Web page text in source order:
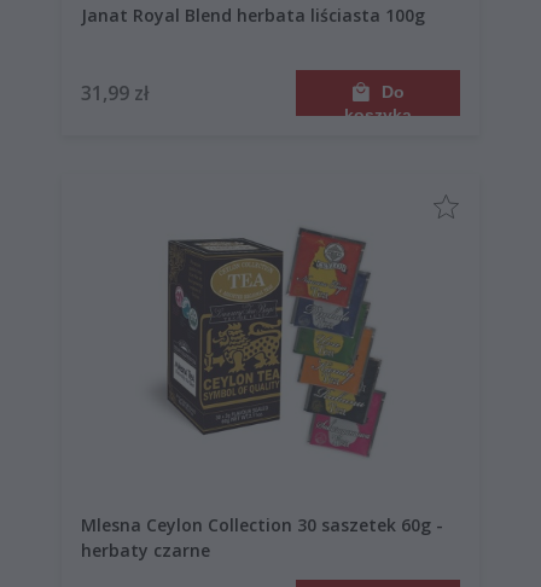
Janat Royal Blend herbata liściasta 100g
31,99 zł
Do
koszyka
Mlesna Ceylon Collection 30 saszetek 60g -
herbaty czarne